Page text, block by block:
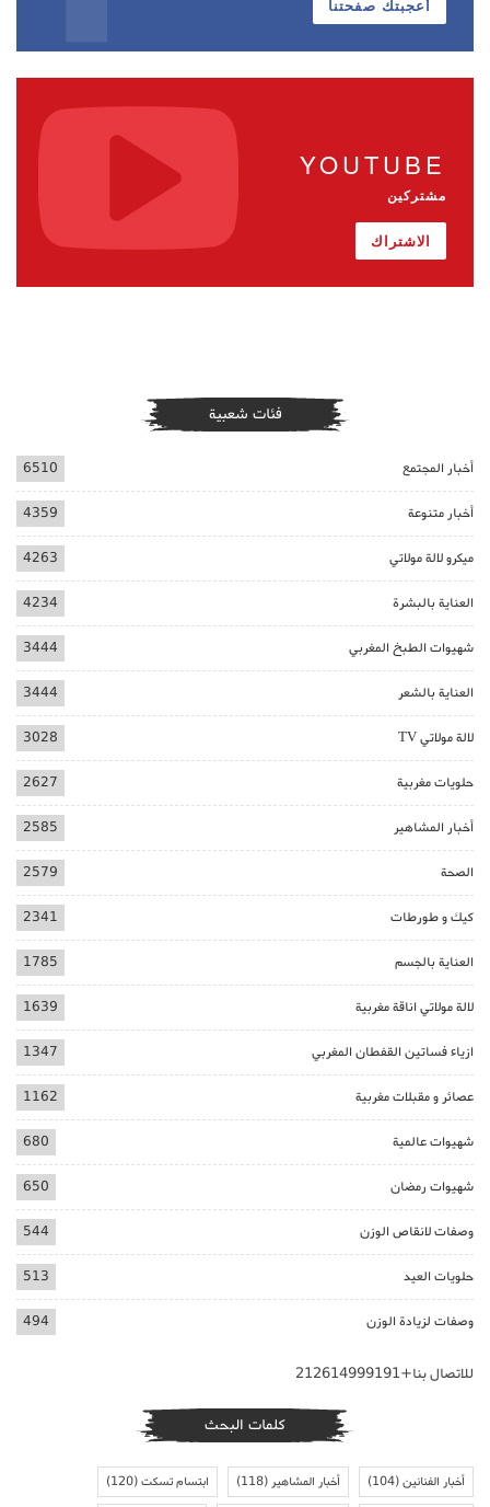
أعجبتك صفحتنا
YOUTUBE
مشتركين
الاشتراك
فئات شعبية
أخبار المجتمع 6510
أخبار متنوعة 4359
ميكرو لالة مولاتي 4263
العناية بالبشرة 4234
شهيوات الطبخ المغربي 3444
العناية بالشعر 3444
لالة مولاتي TV 3028
حلويات مغربية 2627
أخبار المشاهير 2585
الصحة 2579
كيك و طورطات 2341
العناية بالجسم 1785
لالة مولاتي اناقة مغربية 1639
ازياء فساتين القفطان المغربي 1347
عصائر و مقبلات مغربية 1162
شهيوات عالمية 680
شهيوات رمضان 650
وصفات لانقاص الوزن 544
حلويات العيد 513
وصفات لزيادة الوزن 494
للاتصال بنا+212614999191
كلمات البحث
أخبار الفنانين(104) أخبار المشاهير(118) ابتسام تسكت(120)